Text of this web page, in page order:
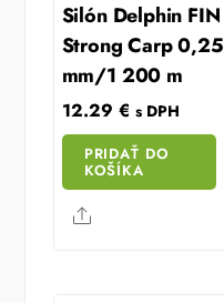
Silón Delphin FIN
Strong Carp 0,25
mm/1 200 m
12.29 € s DPH
PRIDAŤ DO
KOŠÍKA
Share